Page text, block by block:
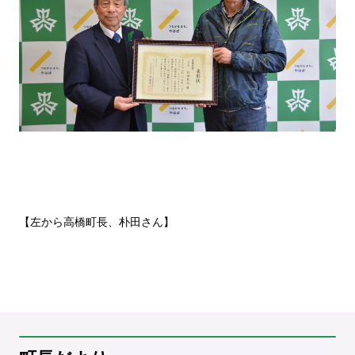
【左から高橋町長、朴田さん】